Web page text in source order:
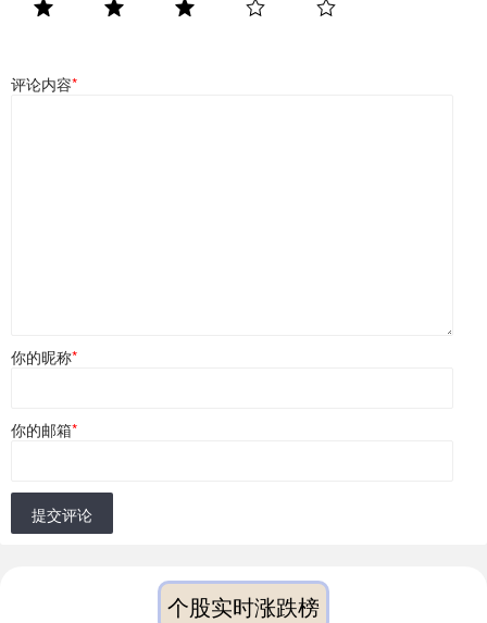
评论内容*
你的昵称*
你的邮箱*
提交评论
个股实时涨跌榜